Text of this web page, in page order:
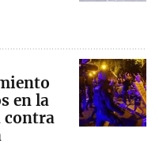
en la
contra